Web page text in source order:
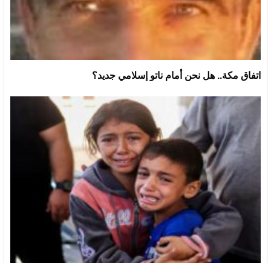
اتفاق مكة.. هل نحن أمام ناتو إسلامي جديد؟